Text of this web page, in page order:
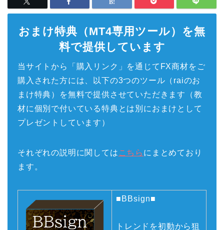
おまけ特典（MT4専用ツール）を無
料で提供しています
当サイトから「購入リンク」を通じてFX商材をご
購入された方には、以下の3つのツール（raiのお
まけ特典）を無料で提供させていただきます（教
材に個別で付いている特典とは別におまけとして
プレゼントしています）
それぞれの説明に関しては こちら にまとめており
ます。
■BBsign■
トレンドを初動から狙